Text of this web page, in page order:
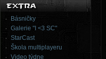
Básničky
Galerie "I <3 SC"
StarCast
Škola multiplayeru
Video týdne